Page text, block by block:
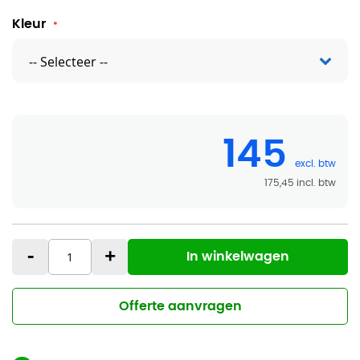
Kleur
145
175,45
- + In winkelwagen
Offerte aanvragen